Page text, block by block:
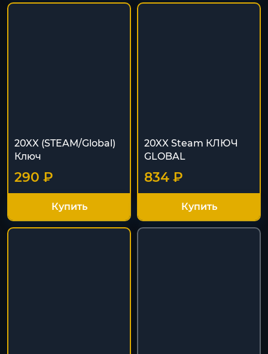
20XX (STEAM/Global)
Ключ
290 ₽
Купить
20XX Steam КЛЮЧ
GLOBAL
834 ₽
Купить